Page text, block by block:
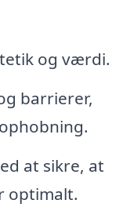
og værdi.
barrierer,
at sikre, at
optimalt.